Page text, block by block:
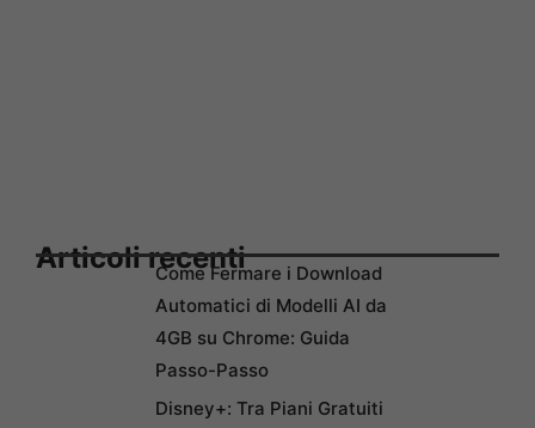
Articoli recentiCome Fermare i Download
Automatici di Modelli AI da
4GB su Chrome: Guida
Passo-Passo
Disney+: Tra Piani Gratuiti